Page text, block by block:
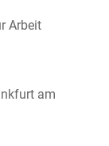
Arbeit
am